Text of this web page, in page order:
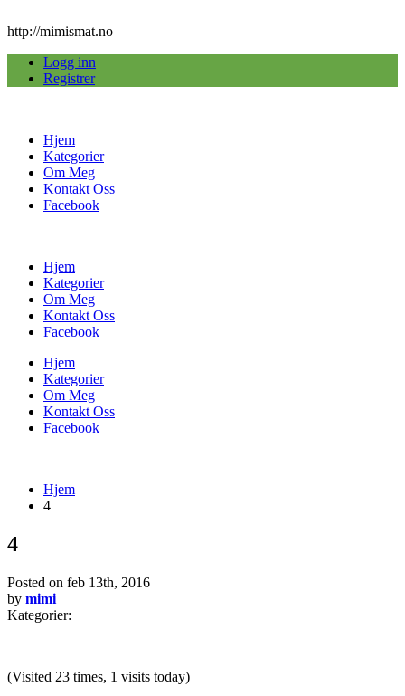
http://mimismat.no
Logg inn
Registrer
Hjem
Kategorier
Om Meg
Kontakt Oss
Facebook
Hjem
Kategorier
Om Meg
Kontakt Oss
Facebook
Hjem
Kategorier
Om Meg
Kontakt Oss
Facebook
Hjem
4
4
Posted on feb 13th, 2016
by mimi
Kategorier:
(Visited 23 times, 1 visits today)